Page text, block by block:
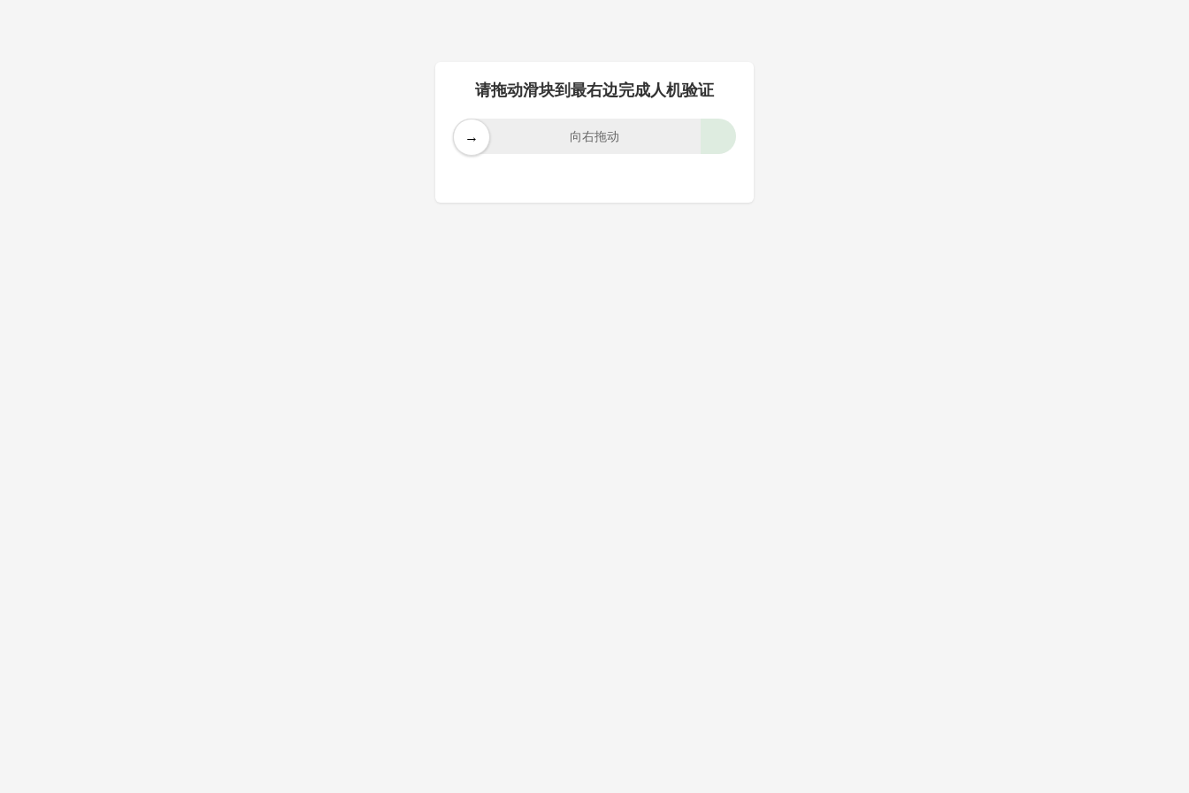
请拖动滑块到最右边完成人机验证
→ 向右拖动